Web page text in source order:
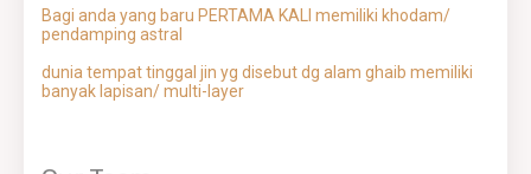
Bagi anda yang baru PERTAMA KALI memiliki khodam/
pendamping astral
dunia tempat tinggal jin yg disebut dg alam ghaib memiliki
banyak lapisan/ multi-layer